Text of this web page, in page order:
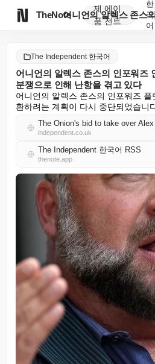
TheNote
제
품
에이
전트
한
국
어
The Independent 한국어
어니언의 알렉스 존스의 인포워즈
분쟁으로 인해 난항을 겪고 있다
어니언의 알렉스 존스의 인포워즈
환하려는 계획이 다시 중단되었습니
independent.co.uk
The Independent 한국어 RSS
thenote.app